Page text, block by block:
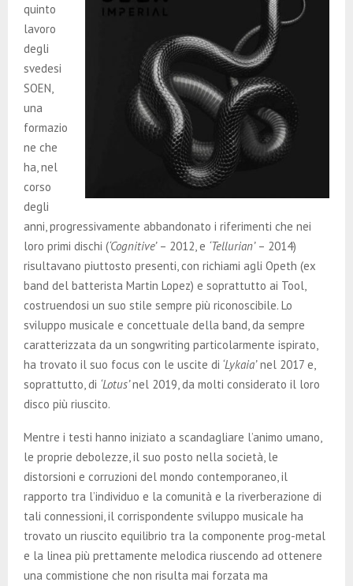
N
U
quinto
lavoro
degli
svedesi
SOEN,
una
formazio
ne che
ha, nel
corso
degli
anni, progressivamente abbandonato i riferimenti che nei
loro primi dischi (‘Cognitive’– 2012, e ‘Tellurian’– 2014)
risultavano piuttosto presenti, con richiami agli Opeth (ex
band del batterista Martin Lopez) e soprattutto ai Tool,
costruendosi un suo stile sempre più riconoscibile. Lo
sviluppo musicale e concettuale della band, da sempre
caratterizzata da un songwriting particolarmente ispirato,
ha trovato il suo focus con le uscite di ‘Lykaia’nel 2017 e,
soprattutto, di ‘Lotus’nel 2019, da molti considerato il loro
disco più riuscito.
Mentre i testi hanno iniziato a scandagliare l’animo umano,
le proprie debolezze, il suo posto nella società, le
distorsioni e corruzioni del mondo contemporaneo, il
rapporto tra l’individuo e la comunità e la riverberazione di
tali connessioni, il corrispondente sviluppo musicale ha
trovato un riuscito equilibrio tra la componente prog-metal
e la linea più prettamente melodica riuscendo ad ottenere
una commistione che non risulta mai forzata ma